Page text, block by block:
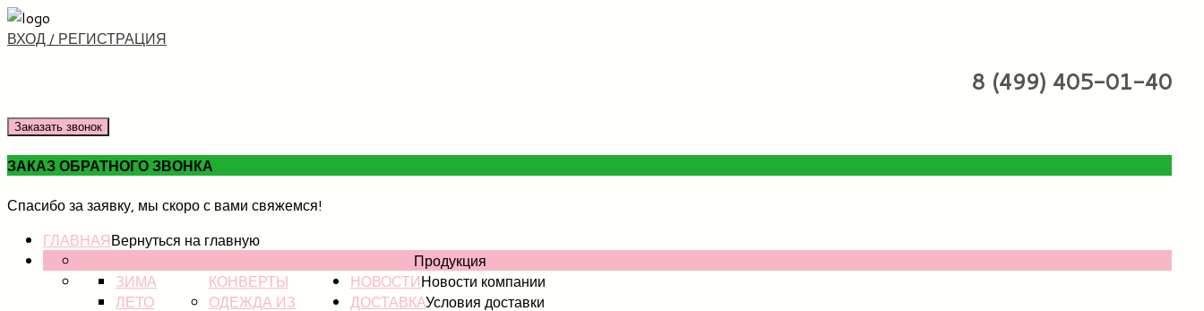
ВХОД / РЕГИСТРАЦИЯ
8 (499) 405-01-40
Заказать звонок
ЗАКАЗ ОБРАТНОГО ЗВОНКА
Спасибо за заявку, мы скоро с вами свяжемся!
ГЛАВНАЯВернуться на главную
Продукция
КОНВЕРТЫ
ЗИМА
ЛЕТО
ОДЕЖДА ИЗ
НОВОСТИНовости компании
ДОСТАВКАУсловия доставки